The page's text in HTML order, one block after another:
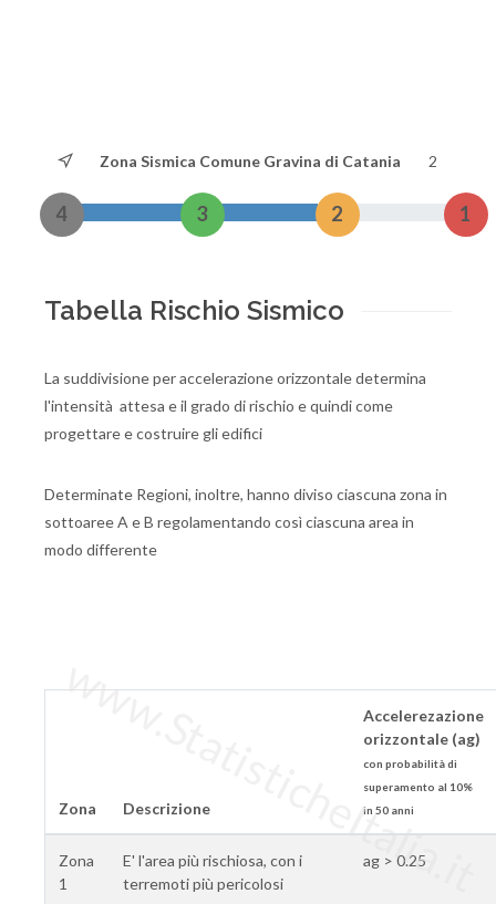
Zona Sismica Comune Gravina di Catania 2
4 3 2 1
Tabella Rischio Sismico
La suddivisione per accelerazione orizzontale determina
l'intensità attesa e il grado di rischio e quindi come
progettare e costruire gli edifici
Determinate Regioni, inoltre, hanno diviso ciascuna zona in
sottoaree A e B regolamentando così ciascuna area in
modo differente
Zona Descrizione
Accelerezazione
orizzontale (ag)
con probabilità di
superamento al 10%
in 50 anni
Zona
1
E' l'area più rischiosa, con i
terremoti più pericolosi
ag > 0.25
www.StatisticheItalia.it